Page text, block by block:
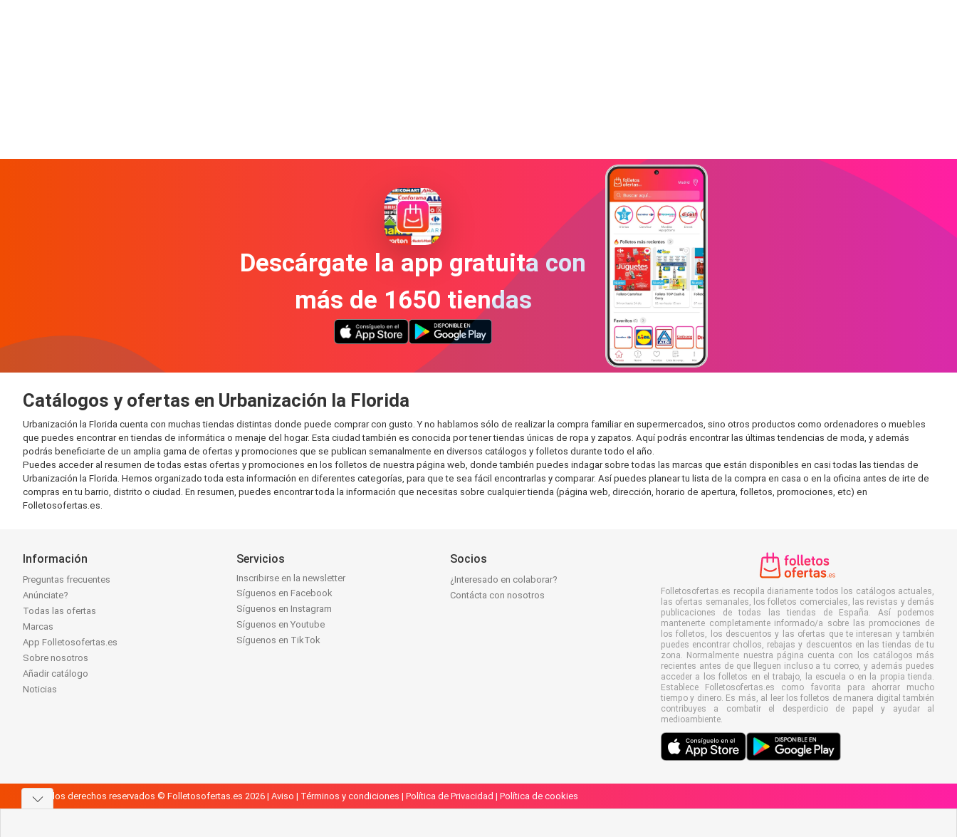
Descárgate la app gratuita con
más de 1650 tiendas
Catálogos y ofertas en Urbanización la Florida
Urbanización la Florida cuenta con muchas tiendas distintas donde puede comprar con gusto. Y no hablamos sólo de realizar la compra familiar en supermercados, sino otros productos como ordenadores o muebles
que puedes encontrar en tiendas de informática o menaje del hogar. Esta ciudad también es conocida por tener tiendas únicas de ropa y zapatos. Aquí podrás encontrar las últimas tendencias de moda, y además
podrás beneficiarte de un amplia gama de ofertas y promociones que se publican semanalmente en diversos catálogos y folletos durante todo el año.
Puedes acceder al resumen de todas estas ofertas y promociones en los folletos de nuestra página web, donde también puedes indagar sobre todas las marcas que están disponibles en casi todas las tiendas de
Urbanización la Florida. Hemos organizado toda esta información en diferentes categorías, para que te sea fácil encontrarlas y comparar. Así puedes planear tu lista de la compra en casa o en la oficina antes de irte de
compras en tu barrio, distrito o ciudad. En resumen, puedes encontrar toda la información que necesitas sobre cualquier tienda (página web, dirección, horario de apertura, folletos, promociones, etc) en
Folletosofertas.es.
Información
Preguntas frecuentes
Anúnciate?
Todas las ofertas
Marcas
App Folletosofertas.es
Sobre nosotros
Añadir catálogo
Noticias
Servicios
Inscribirse en la newsletter
Síguenos en Facebook
Síguenos en Instagram
Síguenos en Youtube
Síguenos en TikTok
Socios
¿Interesado en colaborar?
Contácta con nosotros
Folletosofertas.es recopila diariamente todos los catálogos actuales,
las ofertas semanales, los folletos comerciales, las revistas y demás
publicaciones de todas las tiendas de España. Así podemos
mantenerte completamente informado/a sobre las promociones de
los folletos, los descuentos y las ofertas que te interesan y también
puedes encontrar chollos, rebajas y descuentos en las tiendas de tu
zona. Normalmente nuestra página cuenta con los catálogos más
recientes antes de que lleguen incluso a tu correo, y además puedes
acceder a los folletos en el trabajo, la escuela o en la propia tienda.
Establece Folletosofertas.es como favorita para ahorrar mucho
tiempo y dinero. Es más, al leer los folletos de manera digital también
contribuyes a combatir el desperdicio de papel y ayudar al
medioambiente.
Todos los derechos reservados © Folletosofertas.es 2026 | Aviso | Términos y condiciones | Política de Privacidad | Política de cookies